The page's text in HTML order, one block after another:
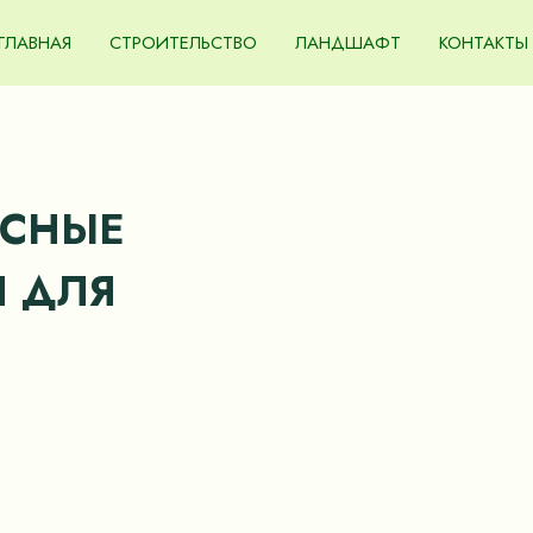
СТРОИТЕЛЬСТВО ЛАНДШАФТ КОНТАКТЫ
ДЛЯ